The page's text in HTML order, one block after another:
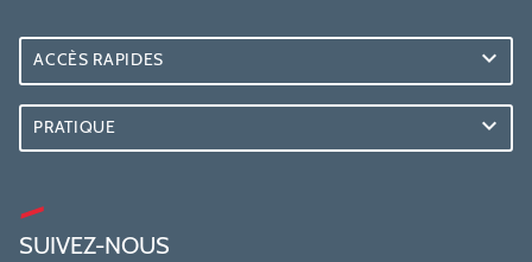
ACCÈS RAPIDES
PRATIQUE
SUIVEZ-NOUS